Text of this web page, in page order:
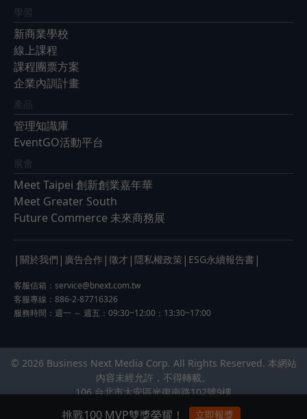
學習
新商業學校
線上課程
課程團票方案
企業內訓計畫
產品
管理知識庫
EventGO活動平台
展會
Meet Taipei 創新創業嘉年華
Meet Greater South
Future Commerce 未來商務展
| 關於我們 | 廣告合作 | 徵才 | 隱私權政策 | ESG永續報告書 |
客服信箱： service@bnext.com.tw
客服專線：886-2-87716326
服務時間：週一 ～ 週五：09:30~12:00；13:30~17:00
© 2026 Business Next Media Corp. All Rights Reserved. 本網站
內容未經允許，不得轉載。
106 台北市大安區光復南路102號9樓
挑戰100 MVP雙獎榮耀！ 立即報獎